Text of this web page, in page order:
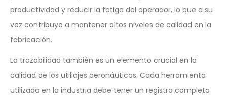
productividad y reducir la fatiga del operador, lo que a su
vez contribuye a mantener altos niveles de calidad en la
fabricación.
La trazabilidad también es un elemento crucial en la
calidad de los utillajes aeronáuticos. Cada herramienta
utilizada en la industria debe tener un registro completo